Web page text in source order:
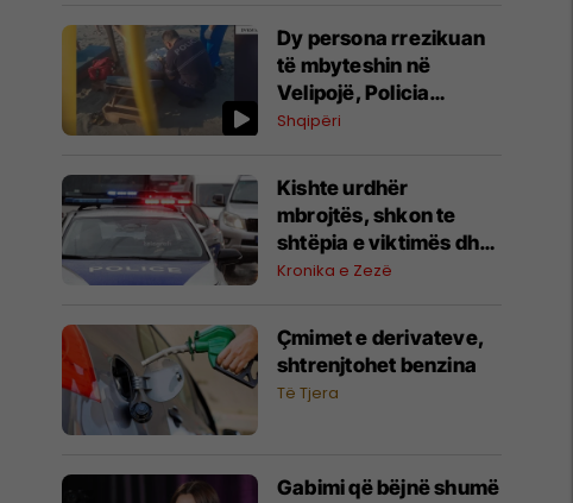
Dy persona rrezikuan
të mbyteshin në
Velipojë, Policia
Kufitare i shpëton me
Shqipëri
Kishte urdhër
mbrojtës, shkon te
shtëpia e viktimës dhe
kanos babanë e saj –
Maqedonisë së Veriut
në Podujevë
Kronika e Zezë
Çmimet e derivateve,
shtrenjtohet benzina
Të Tjera
Gabimi që bëjnë shumë